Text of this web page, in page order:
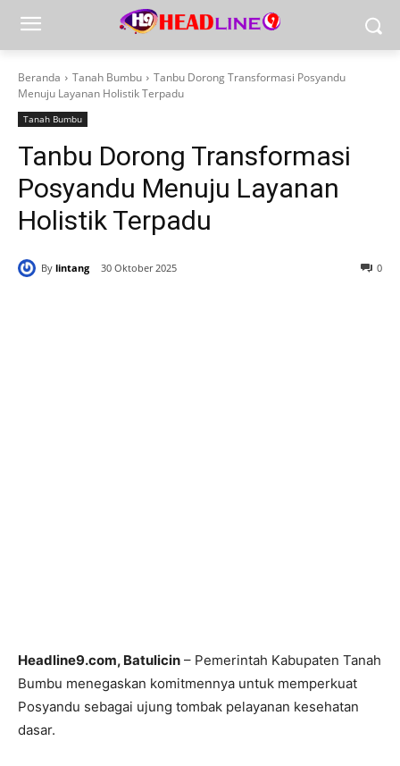
Beranda Tanah Bumbu
Tanbu Dorong Transformasi Posyandu
Menuju Layanan Holistik Terpadu
Tanah Bumbu
Tanbu Dorong Transformasi
Posyandu Menuju Layanan
Holistik Terpadu
By lintang 30 Oktober 2025 0
Headline9.com, Batulicin – Pemerintah Kabupaten Tanah
Bumbu menegaskan komitmennya untuk memperkuat
Posyandu sebagai ujung tombak pelayanan kesehatan
dasar.